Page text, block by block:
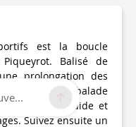
est la boucle
Balisé de
prolongation des
La balade
splendide et
Suivez ensuite un